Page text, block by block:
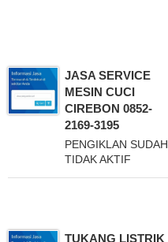
JASA SERVICE
MESIN CUCI
CIREBON 0852-
2169-3195
PENGIKLAN SUDAH
TIDAK AKTIF
TUKANG LISTRIK